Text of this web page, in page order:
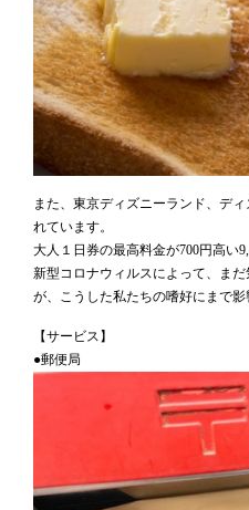
また、東京ディズニーランド、デ
れています。
大人１日券の最高料金が700円高い
新型コロナウィルスによって、ま
が、こうした私たちの嗜好にまで
【サービス】
●郵便局